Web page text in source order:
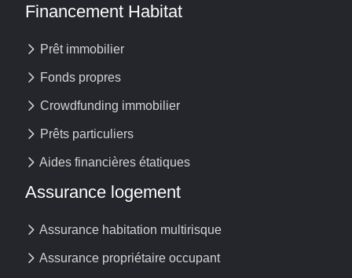
Financement Habitat
Prêt immobilier
Fonds propres
Crowdfunding immobilier
Prêts particuliers
Aides financières étatiques
Assurance logement
Assurance habitation multirisque
Assurance propriétaire occupant